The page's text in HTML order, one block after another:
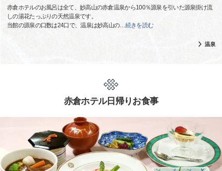
赤倉ホテルのお風呂は全て、妙高山の赤倉温泉から100％源泉を引いた源泉掛け流
しの湯花たっぷりの天然温泉です。
当館の源泉の口数は24口で、温泉は妙高山の…続きを読む
温泉
赤倉ホテル日帰りお食事